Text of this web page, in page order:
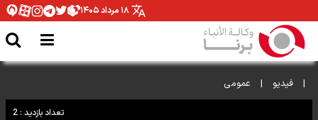
۱۸ مرداد ۱۴۰۵
| فيديو | عمومی
تعداد بازدید : 2